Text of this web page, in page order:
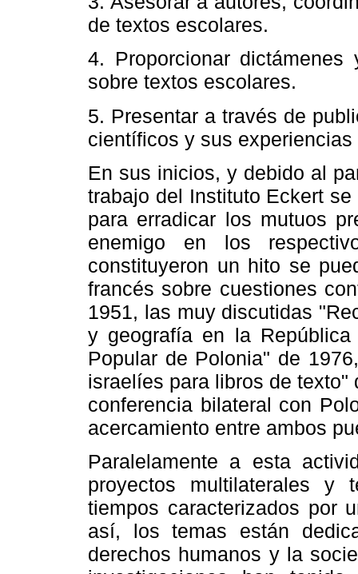
de textos escolares.
4. Proporcionar
sobre textos escolares.
5. Presentar a través de
científicos y sus
En sus inicios, y debido al
trabajo del Instituto Eckert
para erradicar los mutuos
enemigo en los
constituyeron un hito se
francés sobre cuestiones
1951, las muy discutidas
y geografía en la
Popular de Polonia" de
israelíes para libros de texto"
conferencia bilateral con
acercamiento entre ambos
Paralelamente a esta
proyectos multilaterales
tiempos caracterizados por
así, los temas están
derechos humanos y la